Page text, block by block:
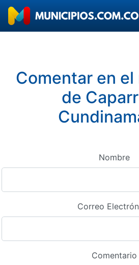
Comentar en
de
Nombre
Correo
Comentario